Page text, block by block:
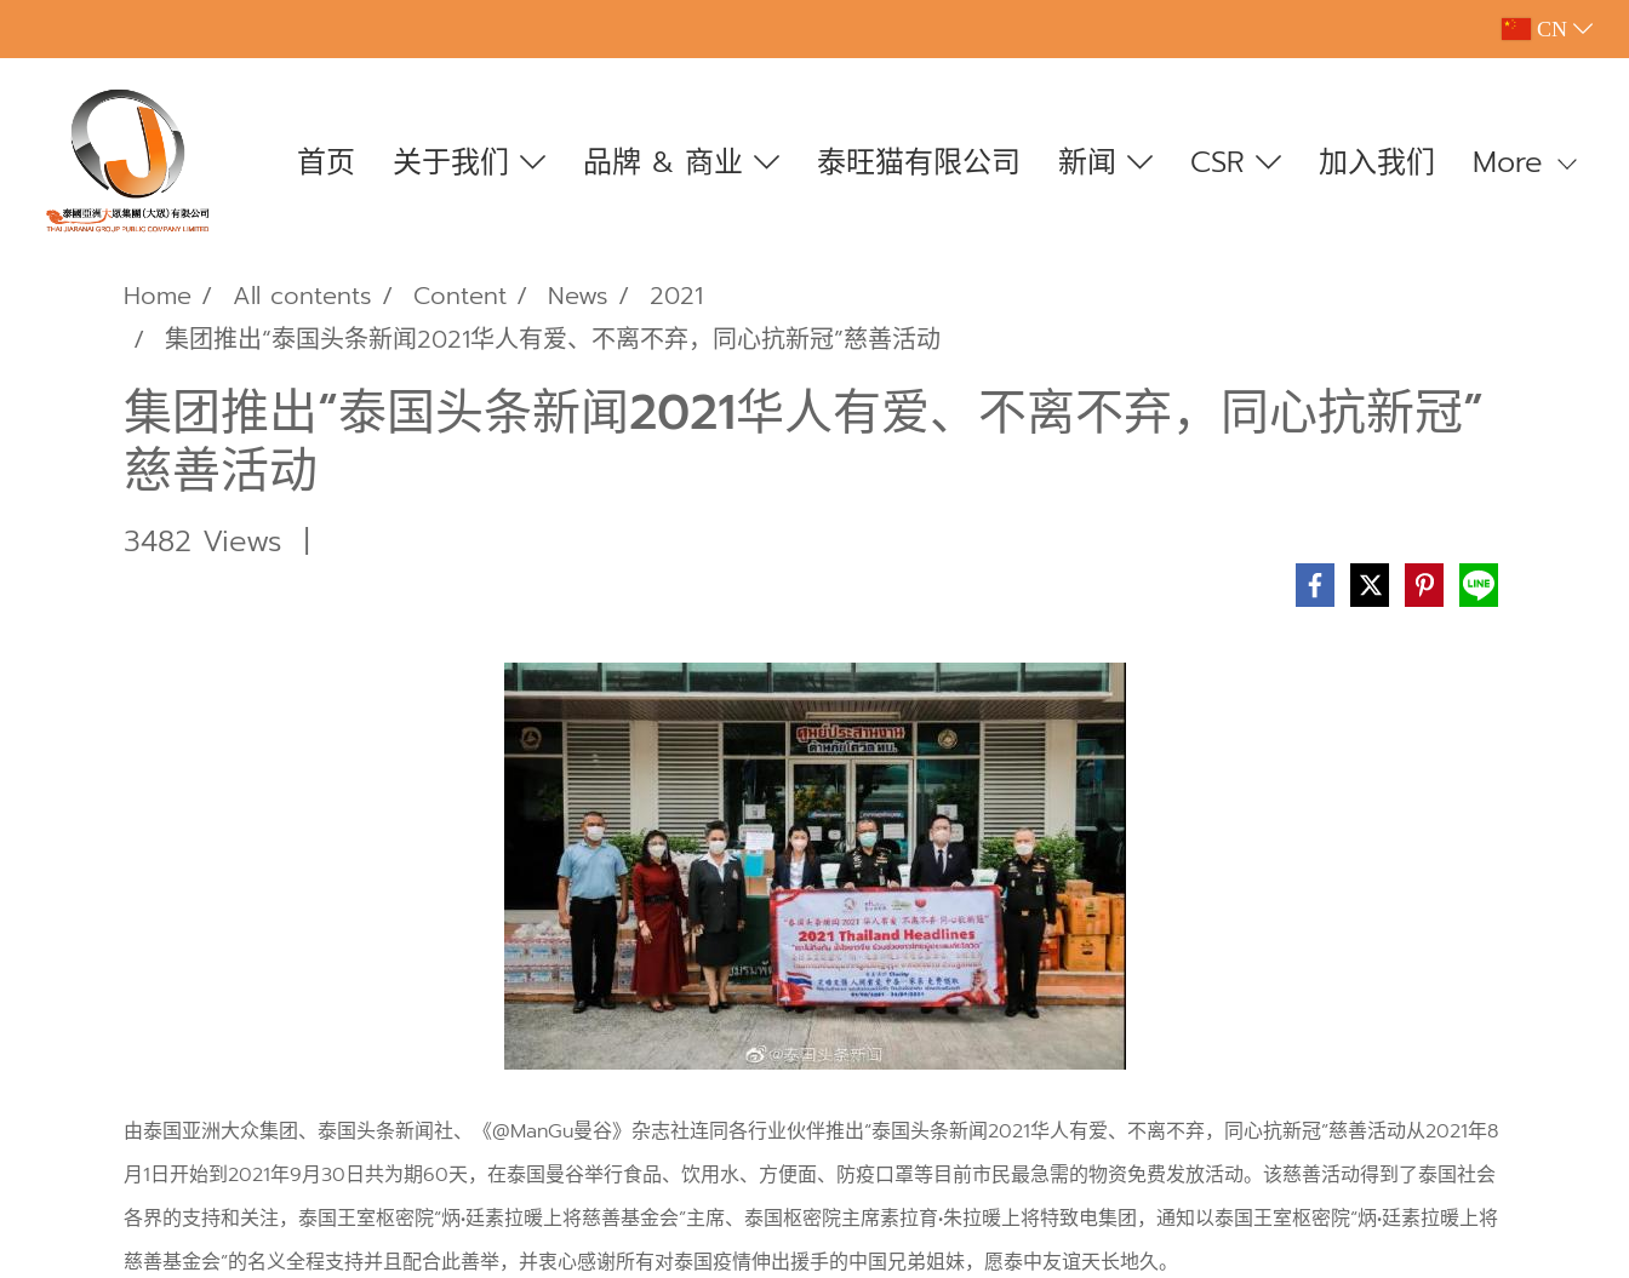
CN
首页 关于我们 品牌 & 商业 泰旺猫有限公司 新闻 CSR 加入我们 More
Home All contents Content News
2021
集团推出“泰国头条新闻2021华人有爱、不离不弃，同心抗新冠”慈善活动
集团推出“泰国头条新闻2021华人有爱、不离不弃，同心抗新冠”
慈善活动
3482 Views |
由泰国亚洲大众集团、泰国头条新闻社、《@ManGu曼谷》杂志社连同各行业伙伴推出“泰国头条新闻2021华人有爱、不离不弃，同心抗新冠”慈善活动从2021年8
月1日开始到2021年9月30日共为期60天，在泰国曼谷举行食品、饮用水、方便面、防疫口罩等目前市民最急需的物资免费发放活动。该慈善活动得到了泰国社会
各界的支持和关注，泰国王室枢密院“炳•廷素拉暖上将慈善基金会”主席、泰国枢密院主席素拉育•朱拉暖上将特致电集团，通知以泰国王室枢密院“炳•廷素拉暖上将
慈善基金会”的名义全程支持并且配合此善举，并衷心感谢所有对泰国疫情伸出援手的中国兄弟姐妹，愿泰中友谊天长地久。